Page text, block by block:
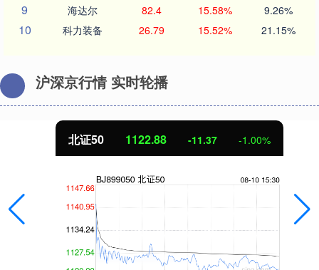
9 海达尔 82.4 15.58% 9.26%
10 科力装备 26.79 15.52% 21.15%
沪深京行情 实时轮播
北证50 1122.88 -11.37 -1.00%